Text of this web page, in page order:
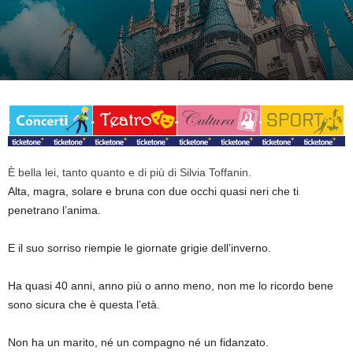
APPROFONDIMENTI RACCONTI BREVI
È bella lei, tanto quanto e di più di Silvia Toffanin.
Alta, magra, solare e bruna con due occhi quasi neri che ti
penetrano l’anima.
E il suo sorriso riempie le giornate grigie dell’inverno.
Ha quasi 40 anni, anno più o anno meno, non me lo ricordo bene
sono sicura che è questa l’età.
Non ha un marito, né un compagno né un fidanzato.